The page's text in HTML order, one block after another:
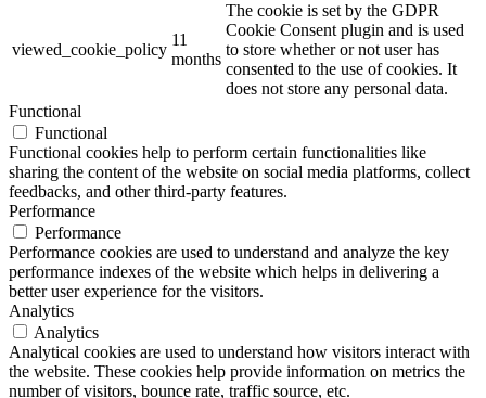
viewed_cookie_policy
11
months
The cookie is set by the GDPR
Cookie Consent plugin and is used
to store whether or not user has
consented to the use of cookies. It
does not store any personal data.
Functional
Functional
Functional cookies help to perform certain functionalities like
sharing the content of the website on social media platforms, collect
feedbacks, and other third-party features.
Performance
Performance
Performance cookies are used to understand and analyze the key
performance indexes of the website which helps in delivering a
better user experience for the visitors.
Analytics
Analytics
Analytical cookies are used to understand how visitors interact with
the website. These cookies help provide information on metrics the
number of visitors, bounce rate, traffic source, etc.